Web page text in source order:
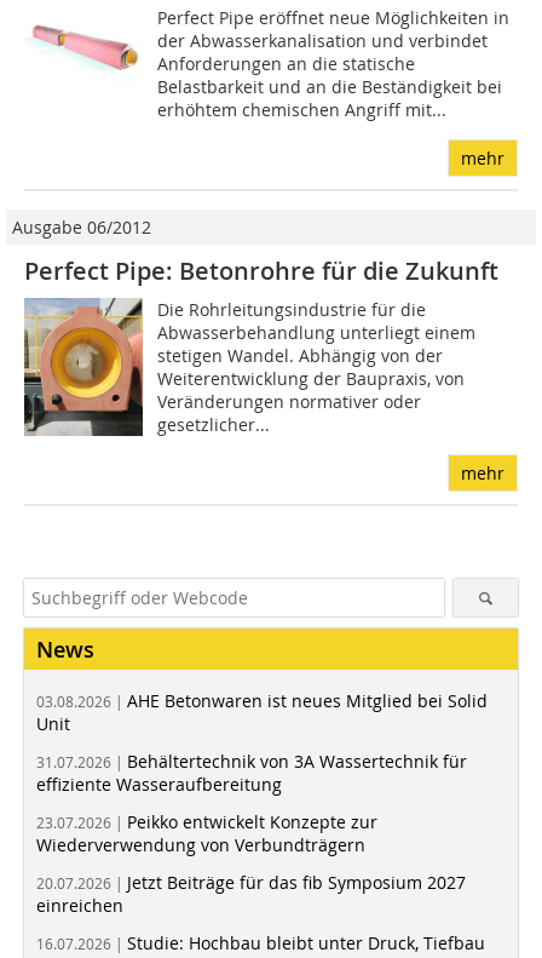
Perfect Pipe eröffnet neue Möglichkeiten in
der Abwasserkanalisation und verbindet
Anforderungen an die statische
Belastbarkeit und an die Beständigkeit bei
erhöhtem chemischen Angriff mit...
mehr
Ausgabe 06/2012
Perfect Pipe: Betonrohre für die Zukunft
Die Rohrleitungsindustrie für die
Abwasserbehandlung unterliegt einem
stetigen Wandel. Abhängig von der
Weiterentwicklung der Baupraxis, von
Veränderungen normativer oder
gesetzlicher...
mehr
News
03.08.2026 | AHE Betonwaren ist neues Mitglied bei Solid
Unit
31.07.2026 | Behältertechnik von 3A Wassertechnik für
effiziente Wasseraufbereitung
23.07.2026 | Peikko entwickelt Konzepte zur
Wiederverwendung von Verbundträgern
20.07.2026 | Jetzt Beiträge für das fib Symposium 2027
einreichen
16.07.2026 | Studie: Hochbau bleibt unter Druck, Tiefbau